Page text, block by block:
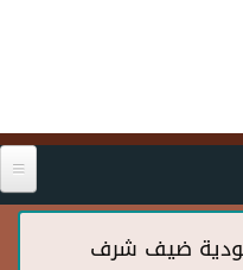
ضيف شرف